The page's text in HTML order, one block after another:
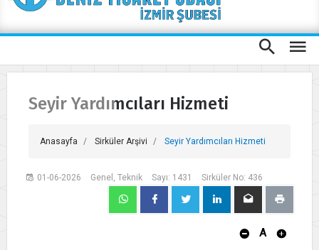
Seyir Yardımcıları Hizmeti
Anasayfa Sirküler Arşivi Seyir Yardımcıları Hizmeti
01-06-2026 Genel, Teknik Sayı: 1431 Sirküler No: 436
A